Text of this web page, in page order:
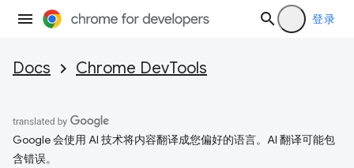
登录
Docs Chrome DevTools
Google 会使用 AI 技术将内容翻译成您偏好的语言。AI 翻译可能包
含错误。